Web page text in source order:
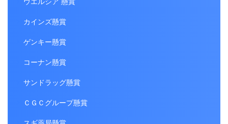
カインズ懸賞
ゲンキー懸賞
コーナン懸賞
サンドラッグ懸賞
ＣＧＣグループ懸賞